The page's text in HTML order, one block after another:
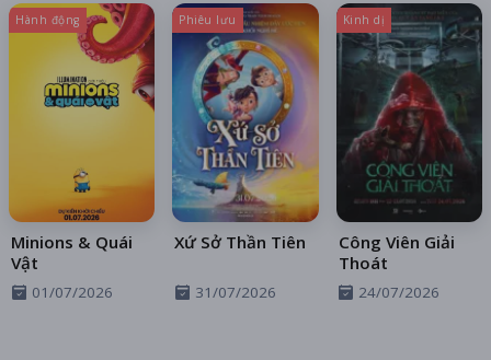
Hành động
Minions & Quái
Vật
01/07/2026
Phiêu lưu
Xứ Sở Thần Tiên
31/07/2026
Kinh dị
Công Viên Giải
Thoát
24/07/2026